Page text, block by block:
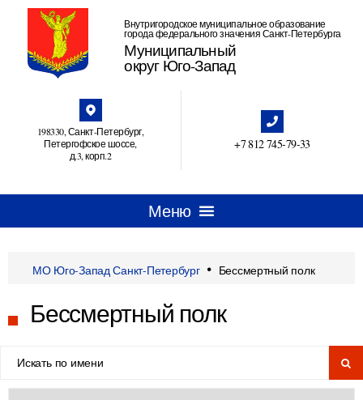
Внутригородское муниципальное образование
города федерального значения Санкт-Петербурга
Муниципальный
округ Юго-Запад
198330, Санкт-Петербург,
Петергофское шоссе,
д.3, корп.2
+7 812 745‑79-33
МО Юго-Запад Санкт-Петербург• Бессмертный полк
Бессмертный полк